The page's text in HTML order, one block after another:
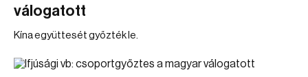
válogatott
Kína együttesét győzték le.